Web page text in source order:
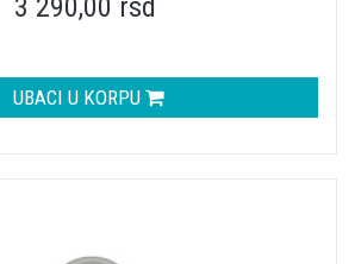
3 290,00 rsd
UBACI U KORPU